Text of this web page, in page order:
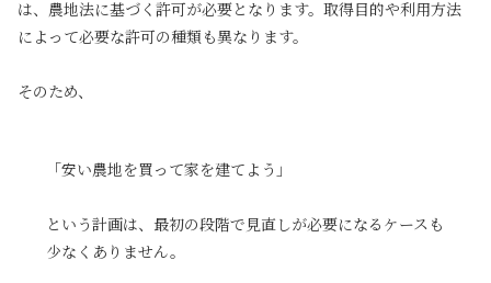
は、農地法に基づく許可が必要となります。取得目的や利用方法
によって必要な許可の種類も異なります。
そのため、
「安い農地を買って家を建てよう」
という計画は、最初の段階で見直しが必要になるケースも
少なくありません。